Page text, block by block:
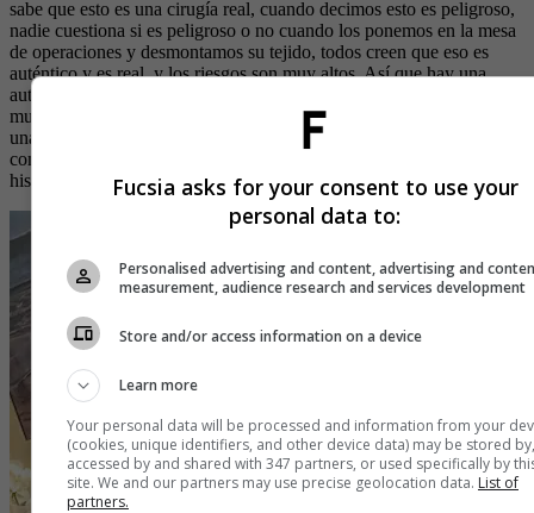
sabe que esto es una cirugía real, cuando decimos esto es peligroso,
nadie cuestiona si es peligroso o no cuando los ponemos en la mesa
de operaciones y desmontamos su tejido, todos creen que eso es
auténtico y es real, y los riesgos son muy altos. Así que hay una
autenticidad real en el espectáculo. Y hay mucho corazón e incluso
mucho humor en el programa, así que tiene todos los elementos de
una buena historia y hay mucho en juego, es como un documental,
como una película de acción, es una historia real basada en una
historia real.
Fucsia asks for your consent to use your
personal data to:
Personalised advertising and content, advertising and
measurement, audience research and services development
Store and/or access information on a device
Learn more
Your personal data will be processed and information from your
(cookies, unique identifiers, and other device data) may be stored by,
accessed by and shared with 347 partners, or used specifically by
site. We and our partners may use precise geolocation data. List of
partners.